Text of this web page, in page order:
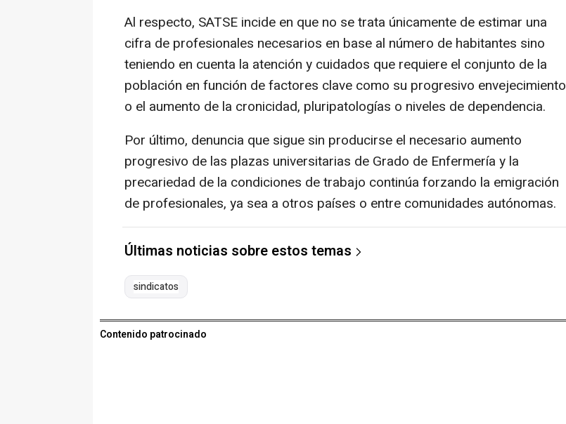
Al respecto, SATSE incide en que no se trata únicamente de estimar una
cifra de profesionales necesarios en base al número de habitantes sino
teniendo en cuenta la atención y cuidados que requiere el conjunto de la
población en función de factores clave como su progresivo envejecimiento
o el aumento de la cronicidad, pluripatologías o niveles de dependencia.
Por último, denuncia que sigue sin producirse el necesario aumento
progresivo de las plazas universitarias de Grado de Enfermería y la
precariedad de la condiciones de trabajo continúa forzando la emigración
de profesionales, ya sea a otros países o entre comunidades autónomas.
Últimas noticias sobre estos temas
sindicatos
Contenido patrocinado